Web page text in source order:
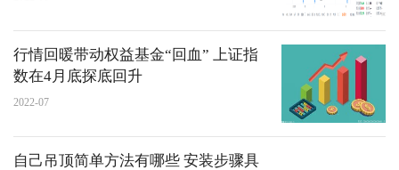
行情回暖带动权益基金“回血” 上证指
数在4月底探底回升
2022-07
自己吊顶简单方法有哪些 安装步骤具